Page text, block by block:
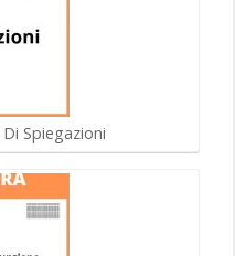
Spiegazioni